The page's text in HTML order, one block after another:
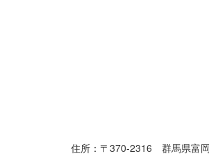
住所：〒370-2316 群馬県富岡